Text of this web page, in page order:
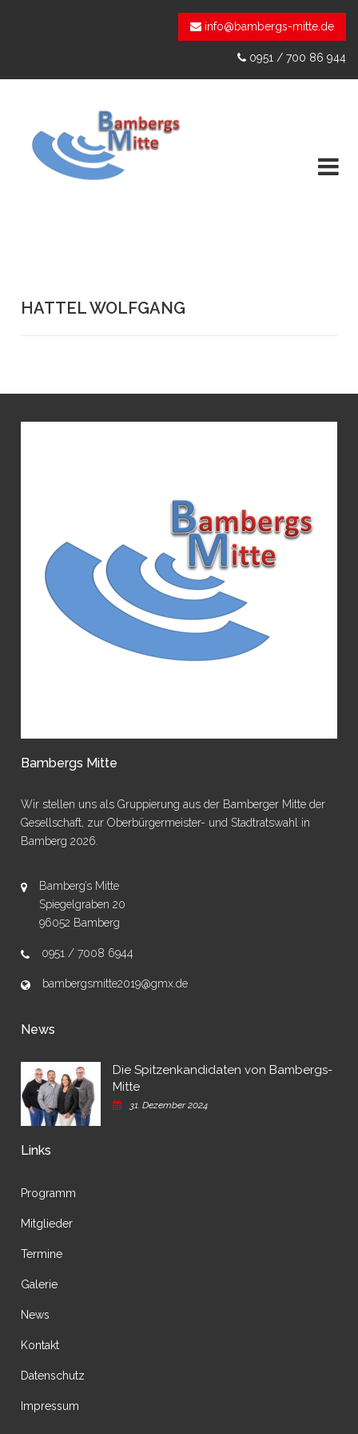
info@bambergs-mitte.de
0951 / 700 86 944
HATTEL WOLFGANG
Bambergs Mitte
Wir stellen uns als Gruppierung aus der Bamberger Mitte der
Gesellschaft, zur Oberbürgermeister- und Stadtratswahl in
Bamberg 2026.
Bamberg’s Mitte
Spiegelgraben 20
96052 Bamberg
0951 / 7008 6944
bambergsmitte2019@gmx.de
News
Die Spitzenkandidaten von Bambergs-
Mitte
31. Dezember 2024
Links
Programm
Mitglieder
Termine
Galerie
News
Kontakt
Datenschutz
Impressum